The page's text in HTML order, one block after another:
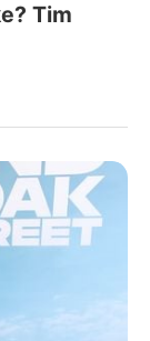
Tim